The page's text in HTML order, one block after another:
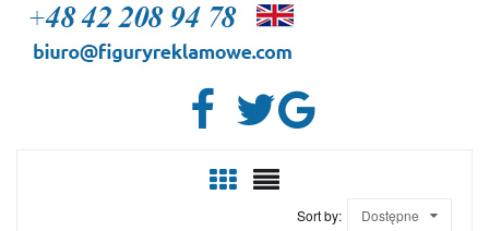
Sort by: Dostępne